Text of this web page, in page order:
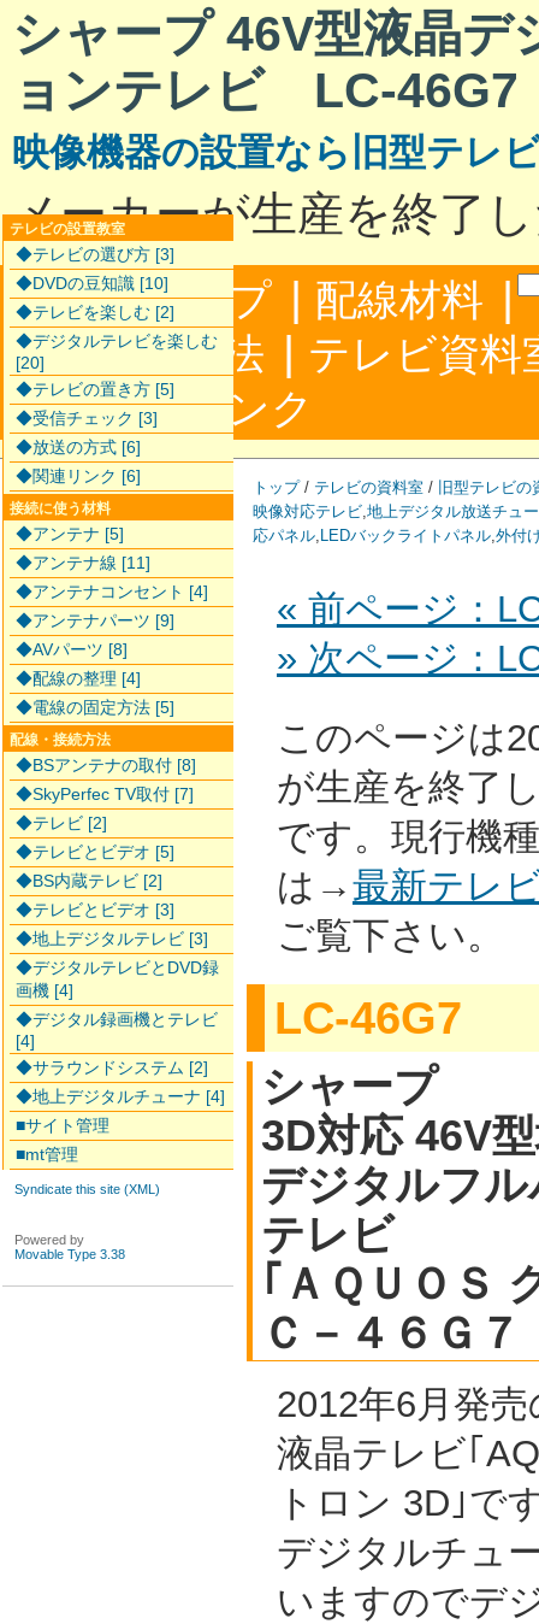
シャープ 46V型液晶デ
ョンテレビ LC-46G7
映像機器の設置なら旧型テレ
メーカーが生産を終了
サイトマップ | 配線材料 |
配線接続方法 | テレビ資料
合わせ|リンク
トップ/ テレビの資料室 / 旧型テレビの
映像対応テレビ,地上デジタル放送チュ
応パネル, LEDバックライトパネル,外付
« 前ページ：
» 次ページ：
このページは
が生産を終了
です。現行機
は→最新テレ
ご覧下さい。
LC-46G7
シャープ
3D対応 46V
デジタルフ
テレビ
｢ＡＱＵＯＳ
Ｃ－４６Ｇ７
2012年6月発
液晶テレビ｢
トロン 3D｣で
デジタルチュ
いますのでデ
テレビの設置教室
◆テレビの選び方 [3]
◆DVDの豆知識 [10]
◆テレビを楽しむ [2]
◆デジタルテレビを楽しむ
[20]
◆テレビの置き方 [5]
◆受信チェック [3]
◆放送の方式 [6]
◆関連リンク [6]
接続に使う材料
◆アンテナ [5]
◆アンテナ線 [11]
◆アンテナコンセント [4]
◆アンテナパーツ [9]
◆AVパーツ [8]
◆配線の整理 [4]
◆電線の固定方法 [5]
配線・接続方法
◆BSアンテナの取付 [8]
◆SkyPerfec TV取付 [7]
◆テレビ [2]
◆テレビとビデオ [5]
◆BS内蔵テレビ [2]
◆テレビとビデオ [3]
◆地上デジタルテレビ [3]
◆デジタルテレビとDVD録
画機 [4]
◆デジタル録画機とテレビ
[4]
◆サラウンドシステム [2]
◆地上デジタルチューナ [4]
■サイト管理
■mt管理
Syndicate this site (XML)
Powered by
Movable Type 3.38